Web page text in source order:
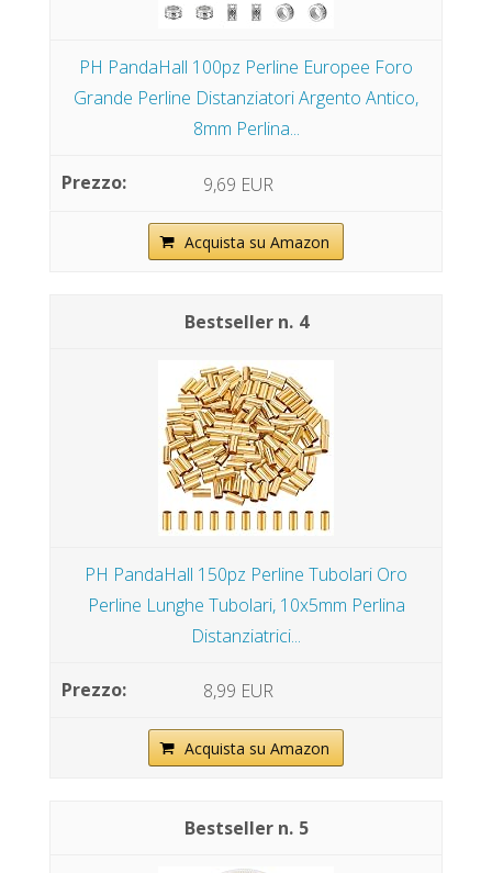
PH PandaHall 100pz Perline Europee Foro
Grande Perline Distanziatori Argento Antico,
8mm Perlina...
9,69 EUR
Acquista su Amazon
4
PH PandaHall 150pz Perline Tubolari Oro
Perline Lunghe Tubolari, 10x5mm Perlina
Distanziatrici...
8,99 EUR
Acquista su Amazon
5